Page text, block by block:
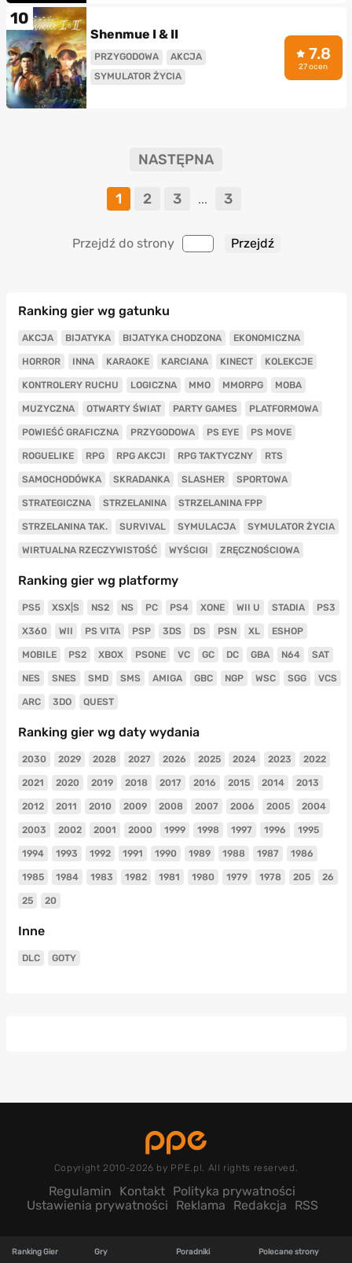
10
Shenmue I & II
PRZYGODOWA
AKCJA
SYMULATOR ŻYCIA
7.8
27 ocen
NASTĘPNA
1 2 3 ... 3
Przejdź do strony
Ranking gier wg gatunku
AKCJA BIJATYKA BIJATYKA CHODZONA EKONOMICZNA
HORROR INNA KARAOKE KARCIANA KINECT KOLEKCJE
KONTROLERY RUCHU LOGICZNA MMO MMORPG MOBA
MUZYCZNA OTWARTY ŚWIAT PARTY GAMES PLATFORMOWA
POWIEŚĆ GRAFICZNA PRZYGODOWA PS EYE PS MOVE
ROGUELIKE RPG RPG AKCJI RPG TAKTYCZNY RTS
SAMOCHODÓWKA SKRADANKA SLASHER SPORTOWA
STRATEGICZNA STRZELANINA STRZELANINA FPP
STRZELANINA TAK. SURVIVAL SYMULACJA SYMULATOR ŻYCIA
WIRTUALNA RZECZYWISTOŚĆ WYŚCIGI ZRĘCZNOŚCIOWA
Ranking gier wg platformy
PS5 XSX|S NS2 NS PC PS4 XONE WII U STADIA PS3
X360 WII PS VITA PSP 3DS DS PSN XL ESHOP
MOBILE PS2 XBOX PSONE VC GC DC GBA N64 SAT
NES SNES SMD SMS AMIGA GBC NGP WSC SGG VCS
ARC 3DO QUEST
Ranking gier wg daty wydania
2030 2029 2028 2027 2026 2025 2024 2023 2022
2021 2020 2019 2018 2017 2016 2015 2014 2013
2012 2011 2010 2009 2008 2007 2006 2005 2004
2003 2002 2001 2000 1999 1998 1997 1996 1995
1994 1993 1992 1991 1990 1989 1988 1987 1986
1985 1984 1983 1982 1981 1980 1979 1978 205 26
25 20
Inne
DLC GOTY
Copyright 2010-2026 by PPE.pl. All rights reserved.
Regulamin Kontakt Polityka prywatności
Ustawienia prywatności
Reklama Redakcja RSS
Ranking Gier Gry Poradniki Polecane strony